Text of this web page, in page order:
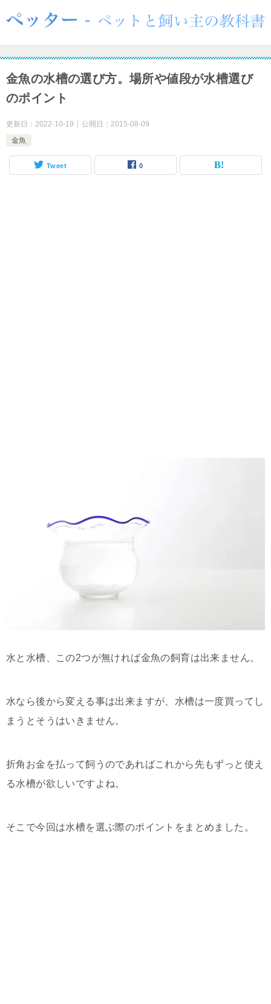
金魚の水槽の選び方。場所や値段が水槽選び
のポイント
更新日： 2022-10-19 公開日： 2015-08-09
金魚
Tweet 0
水と水槽、この2つが無ければ金魚の飼育は出来ません。
水なら後から変える事は出来ますが、水槽は一度買ってし
まうとそうはいきません。
折角お金を払って飼うのであればこれから先もずっと使え
る水槽が欲しいですよね。
そこで今回は水槽を選ぶ際のポイントをまとめました。